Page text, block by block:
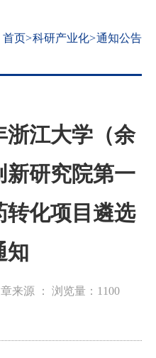
首页>科研产业化>通知公告
浙江大学（余
新研究院第一
转化项目遴选
知
来源 ： 浏览量： 1100